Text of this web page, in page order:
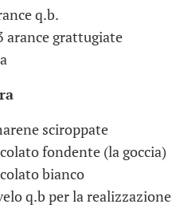
q.b.
arance grattugiate
sciroppate
fondente (la goccia)
bianco
q.b per la realizzazione